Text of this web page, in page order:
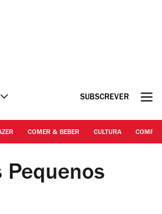
SUBSCREVER
COMER & BEBER CULTURA
Portugal
Pequenos